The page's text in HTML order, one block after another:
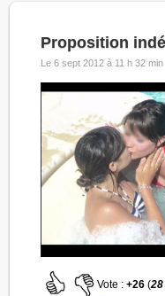
Proposition
Le 6 sept 2012 à 11 h 32 min
Vote :+26 (